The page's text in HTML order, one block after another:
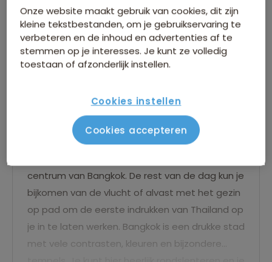
Aankomst Bangkok
centrum van Bangkok. De rest van de dag kun je
bijkomen van de vlucht of alvast met het gezin
op pad om de eerste indrukken van Thailand op
je in te laten werken. Bangkok is een drukke stad
met vele contrasten, kleuren en bijzondere
Onze website maakt gebruik van cookies, dit zijn
kleine tekstbestanden, om je gebruikservaring te
verbeteren en de inhoud en advertenties af te
stemmen op je interesses. Je kunt ze volledig
toestaan of afzonderlijk instellen.
Cookies instellen
Cookies accepteren